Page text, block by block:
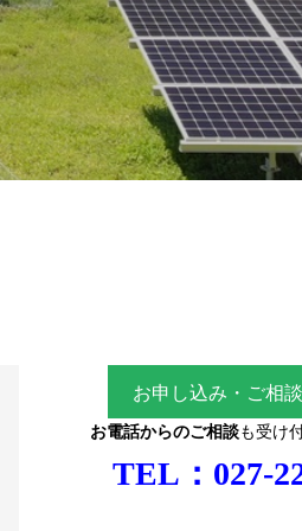
お申し込み・ご相
お電話からのご相談も受け
TEL： 027-